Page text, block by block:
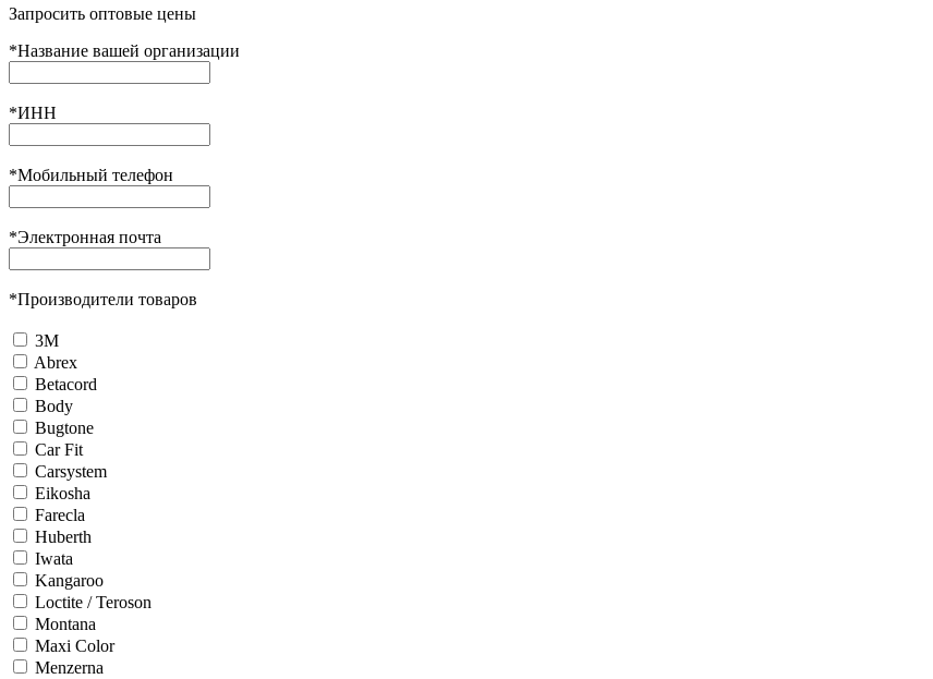
Запросить оптовые цены
*Название вашей организации
*ИНН
*Мобильный телефон
*Электронная почта
*Производители товаров
3М
Abrex
Betacord
Body
Bugtone
Car Fit
Carsystem
Eikosha
Farecla
Huberth
Iwata
Kangaroo
Loctite / Teroson
Montana
Maxi Color
Menzerna